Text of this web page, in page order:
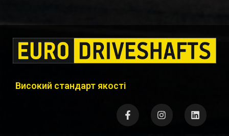
Високий стандарт якості